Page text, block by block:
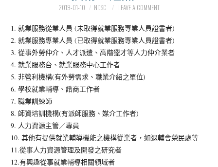
2019-01-10 NDSC LEAVE A COMMENT
1. 就業服務從業人員 (未取得就業服務專業人員證書者)
2. 就業服務專業人員 (已取得就業服務專業人員證書者)
3. 從事外勞仲介、人才派遣、高階獵才等人力仲介業者
4. 就業服務台、就業服務中心工作者
5. 非營利機構(有外勞需求、職業介紹之單位)
6. 學校就業輔導、諮商工作者
7. 職業訓練師
8. 師資培訓機構(有派師服務、媒介工作者)
9. 人力資源主管／專員
10. 其他有提供就業輔導機能之機構從業者，如退輔會榮民處等
11.從事人力資源管理及開發之研究者
12.有興趣從事就業輔導相關領域者